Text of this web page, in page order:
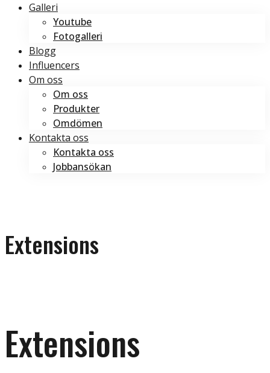
Galleri
Youtube
Fotogalleri
Blogg
Influencers
Om oss
Om oss
Produkter
Omdömen
Kontakta oss
Kontakta oss
Jobbansökan
Extensions
Extensions